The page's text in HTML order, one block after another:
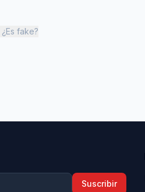
¿Es fake?
Suscribir